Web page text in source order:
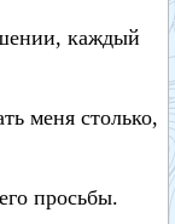
каждый
меня столько,
просьбы.